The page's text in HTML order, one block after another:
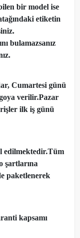
bir model ise
etiketin
bulamazsanız
Cumartesi günü
verilir.Pazar
ilk iş günü
edilmektedir.Tüm
şartlarına
paketlenerek
kapsamı